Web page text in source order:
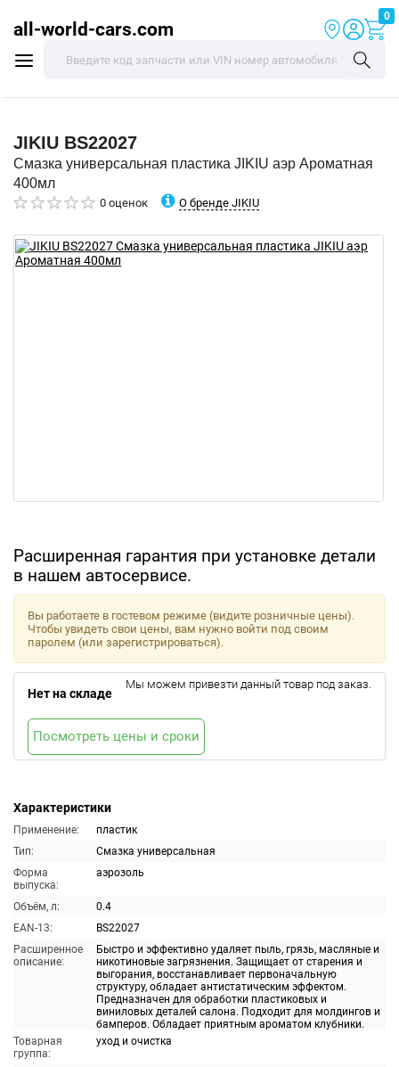
all-world-cars.com
0
JIKIU BS22027
Смазка универсальная пластика JIKIU аэр Ароматная
400мл
0 оценок О бренде JIKIU
Расширенная гарантия при установке детали
в нашем автосервисе.
Характеристики
Применение:
пластик
Тип:
Смазка универсальная
Форма
выпуска:
аэрозоль
Объём, л:
0.4
EAN-13:
BS22027
Расширенное
описание:
Быстро и эффективно удаляет пыль, грязь, масляные и
никотиновые загрязнения. Защищает от старения и
выгорания, восстанавливает первоначальную
структуру, обладает антистатическим эффектом.
Предназначен для обработки пластиковых и
виниловых деталей салона. Подходит для молдингов и
бамперов. Обладает приятным ароматом клубники.
Товарная
группа:
уход и очистка
Вы работаете в гостевом режиме (видите розничные цены).
Чтобы увидеть свои цены, вам нужно войти под своим
паролем (или зарегистрироваться).
Нет на складе
Мы можем привезти данный товар под заказ.
Посмотреть цены и сроки